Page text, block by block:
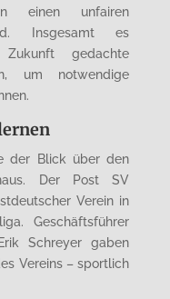
einen unfairen
Insgesamt es
gedachte
um notwendige
der Blick über den
Der Post SV
Verein in
Geschäftsführer
Schreyer gaben
Vereins – sportlich